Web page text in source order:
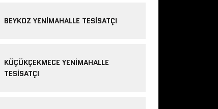
BEYKOZ YENIMAHALLE TESISATÇI
KÜÇÜKÇEKMECE YENIMAHALLE
TESISATÇI